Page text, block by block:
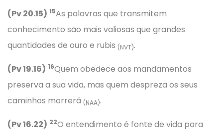
(Pv 20.15) 15As palavras que transmitem
conhecimento são mais valiosas que grandes
quantidades de ouro e rubis (NVT).
(Pv 19.16) 16Quem obedece aos mandamentos
preserva a sua vida, mas quem despreza os seus
caminhos morrerá (NAA).
(Pv 16.22) 22O entendimento é fonte de vida para